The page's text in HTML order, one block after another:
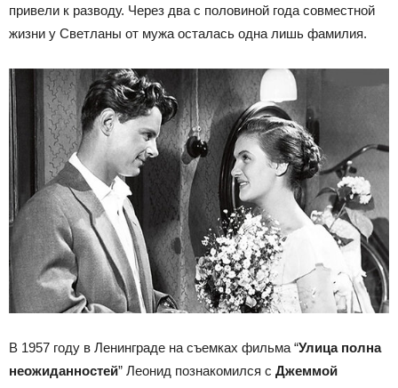
привели к разводу. Через два с половиной года совместной
жизни у Светланы от мужа осталась одна лишь фамилия.
В 1957 году в Ленинграде на съемках фильма “Улица полна
неожиданностей” Леонид познакомился с Джеммой